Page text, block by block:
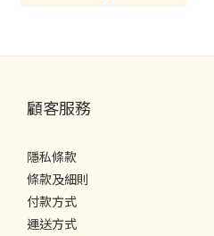
顧客服務
隱私條款
條款及細則
付款方式
運送方式